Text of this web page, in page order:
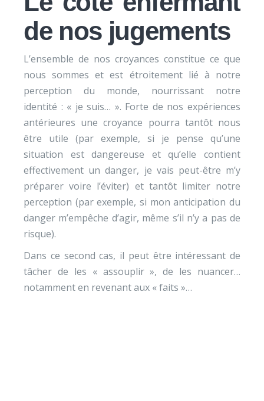
de nos jugements
L’ensemble de nos croyances constitue ce que
nous sommes et est étroitement lié à notre
perception du monde, nourrissant notre
identité : « je suis… ». Forte de nos expériences
antérieures une croyance pourra tantôt nous
être utile (par exemple, si je pense qu’une
situation est dangereuse et qu’elle contient
effectivement un danger, je vais peut-être m’y
préparer voire l’éviter) et tantôt limiter notre
perception (par exemple, si mon anticipation du
danger m’empêche d’agir, même s’il n’y a pas de
risque).
Dans ce second cas, il peut être intéressant de
tâcher de les « assouplir », de les nuancer…
notamment en revenant aux « faits »…